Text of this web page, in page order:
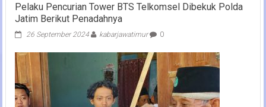
Pelaku Pencurian Tower BTS Telkomsel Dibekuk Polda
Jatim Berikut Penadahnya
26 September 2024 kabarjawatimur 0